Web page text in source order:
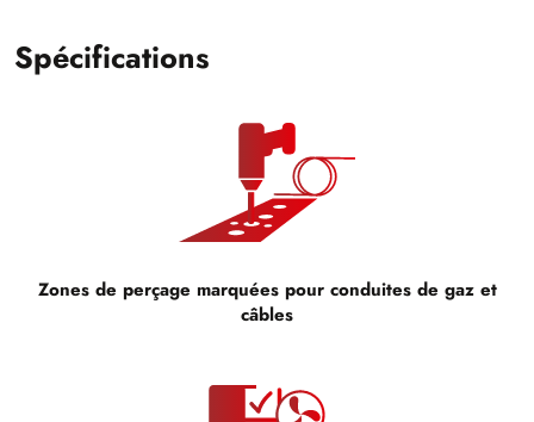
Spécifications
Zones de perçage marquées pour conduites de gaz et
câbles